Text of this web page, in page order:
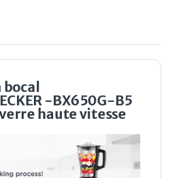
-BX650G-B5
haute vitesse